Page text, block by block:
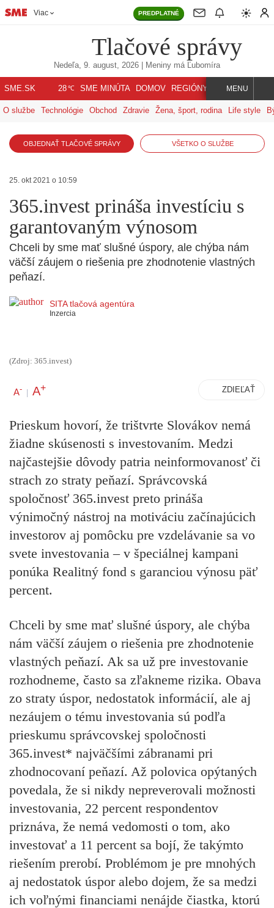
Viac PREDPLATNÉ
Tlačové správy
Nedeľa, 9. august, 2026 | Meniny má Ľubomíra
SME.SK 28℃ SME MINÚTA DOMOV REGIÓNY INDEX SVET
MENU
O službe Technológie Obchod Zdravie Žena, šport, rodina Life style
OBJEDNAŤ TLAČOVÉ SPRÁVY VŠETKO O SLUŽBE
25. okt 2021 o 10:59
365.invest prináša investíciu s
garantovaným výnosom
Chceli by sme mať slušné úspory, ale chýba nám
väčší záujem o riešenia pre zhodnotenie vlastných
peňazí.
SITA tlačová agentúra
Inzercia
(Zdroj: 365.invest)
A- | A+ ZDIEĽAŤ
Prieskum hovorí, že trištvrte Slovákov nemá
žiadne skúsenosti s investovaním. Medzi
najčastejšie dôvody patria neinformovanosť či
strach zo straty peňazí. Správcovská
spoločnosť 365.invest preto prináša
výnimočný nástroj na motiváciu začínajúcich
investorov aj pomôcku pre vzdelávanie sa vo
svete investovania – v špeciálnej kampani
ponúka Realitný fond s garanciou výnosu päť
percent.
Chceli by sme mať slušné úspory, ale chýba
nám väčší záujem o riešenia pre zhodnotenie
vlastných peňazí. Ak sa už pre investovanie
rozhodneme, často sa zľakneme rizika. Obava
zo straty úspor, nedostatok informácií, ale aj
nezáujem o tému investovania sú podľa
prieskumu správcovskej spoločnosti
365.invest* najväčšími zábranami pri
zhodnocovaní peňazí. Až polovica opýtaných
povedala, že si nikdy nepreverovali možnosti
investovania, 22 percent respondentov
priznáva, že nemá vedomosti o tom, ako
investovať a 11 percent sa bojí, že takýmto
riešením prerobí. Problémom je pre mnohých
aj nedostatok úspor alebo dojem, že sa medzi
ich voľnými financiami nenájde čiastka, ktorú